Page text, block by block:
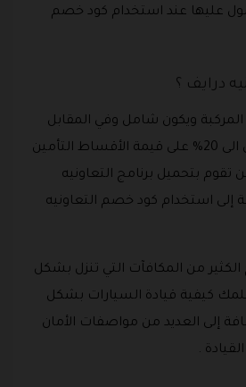
عليها عند استخدام كود خصم
درايف ؟
ويكون شامل وفي المقابل
تحصل على توفير يصل الى 20% على قيمة الأقساط التأمين
تقوم بتحميل برنامج التعاونيه
إلى استخدام كود خصم التعاونيه
من المكافآت التي تنزل بشكل
كيفية قيادة السيارات بشكل
إلى العديد من مواصفات الأمان
.